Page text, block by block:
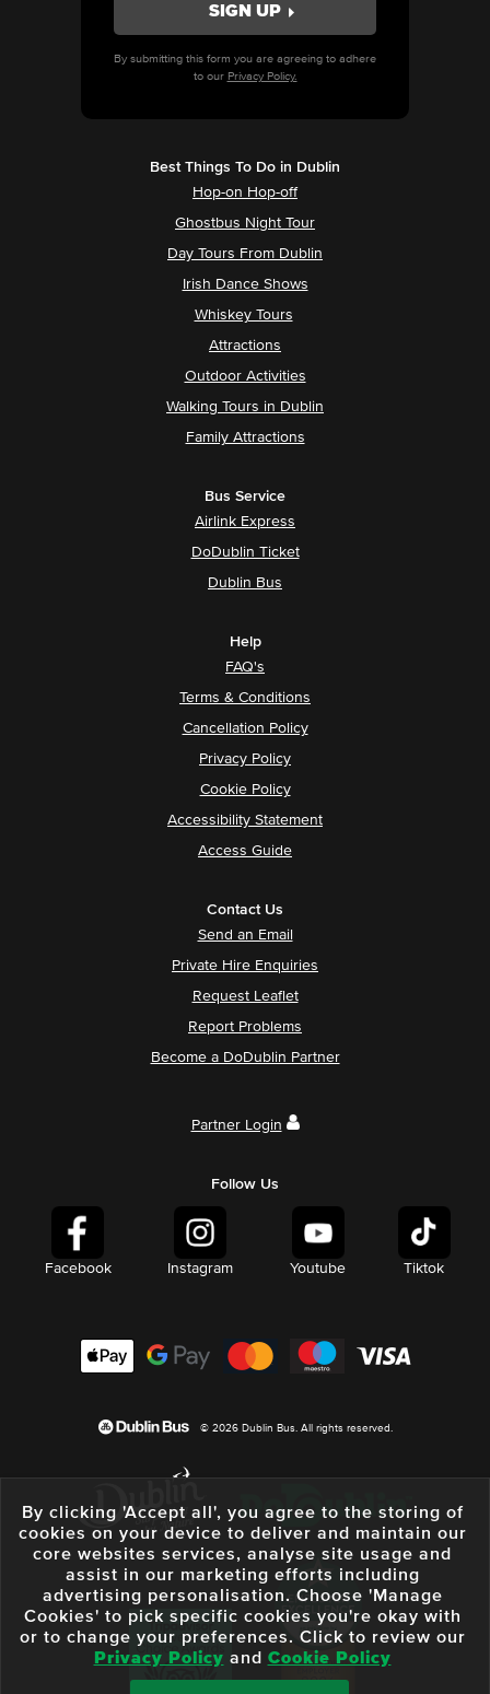
By submitting this form you are agreeing to adhere
to our Privacy Policy.
Best Things To Do in Dublin
Hop-on Hop-off
Ghostbus Night Tour
Day Tours From Dublin
Irish Dance Shows
Whiskey Tours
Attractions
Outdoor Activities
Walking Tours in Dublin
Family Attractions
Bus Service
Airlink Express
DoDublin Ticket
Dublin Bus
Help
FAQ's
Terms & Conditions
Cancellation Policy
Privacy Policy
Cookie Policy
Accessibility Statement
Access Guide
Contact Us
Send an Email
Private Hire Enquiries
Request Leaflet
Report Problems
Become a DoDublin Partner
Partner Login
Follow Us
Facebook Instagram Youtube Tiktok
© 2026 Dublin Bus. All rights reserved.
By clicking 'Accept all', you agree to the storing of
cookies on your device to deliver and maintain our
core websites services, analyse site usage and
assist in our marketing efforts including
advertising personalisation. Choose 'Manage
Cookies' to pick specific cookies you're okay with
or to change your preferences. Click to review our
Privacy Policy and Cookie Policy